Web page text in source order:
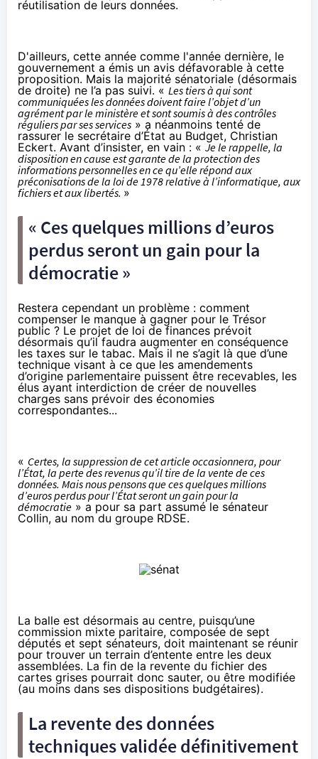
réutilisation de leurs données.
D'ailleurs, cette année comme l'année dernière, le
gouvernement a émis un avis défavorable à cette
proposition. Mais la majorité sénatoriale (désormais
de droite) ne l’a pas suivi. « Les tiers à qui sont
communiquées les données doivent faire l’objet d’un
agrément par le ministère et sont soumis à des contrôles
réguliers par ses services » a néanmoins tenté de
rassurer le secrétaire d’État au Budget, Christian
Eckert. Avant d’insister, en vain : « Je le rappelle, la
disposition en cause est garante de la protection des
informations personnelles en ce qu’elle répond aux
préconisations de la loi de 1978 relative à l’informatique, aux
fichiers et aux libertés. »
« Ces quelques millions d’euros
perdus seront un gain pour la
démocratie »
Restera cependant un problème : comment
compenser le manque à gagner pour le Trésor
public ? Le projet de loi de finances prévoit
désormais qu’il faudra augmenter en conséquence
les taxes sur le tabac. Mais il ne s’agit là que d’une
technique visant à ce que les amendements
d’origine parlementaire puissent être recevables, les
élus ayant interdiction de créer de nouvelles
charges sans prévoir des économies
correspondantes...
« Certes, la suppression de cet article occasionnera, pour
l’État, la perte des revenus qu’il tire de la vente de ces
données. Mais nous pensons que ces quelques millions
d’euros perdus pour l’État seront un gain pour la
démocratie » a pour sa part assumé le sénateur
Collin, au nom du groupe RDSE.
La balle est désormais au centre, puisqu’une
commission mixte paritaire, composée de sept
députés et sept sénateurs, doit maintenant se réunir
pour trouver un terrain d’entente entre les deux
assemblées. La fin de la revente du fichier des
cartes grises pourrait donc sauter, ou être modifiée
(au moins dans ses dispositions budgétaires).
La revente des données
techniques validée définitivement